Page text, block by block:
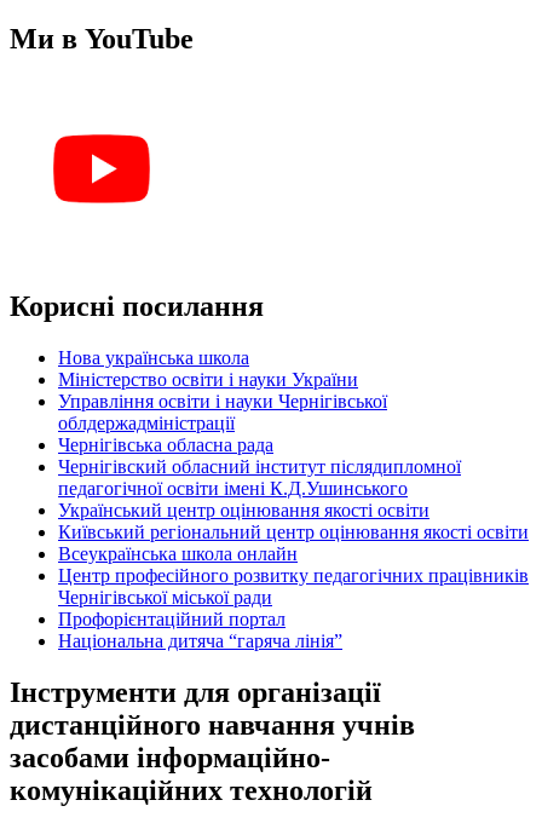
Ми в YouTube
Корисні посилання
Нова українська школа
Міністерство освіти і науки України
Управління освіти і науки Чернігівської
облдержадміністрації
Чернігівська обласна рада
Чернігівский обласний інститут післядипломної
педагогічної освіти імені К.Д.Ушинського
Український центр оцінювання якості освіти
Київський регіональний центр оцінювання якості освіти
Всеукраїнська школа онлайн
Центр професійного розвитку педагогічних працівників
Чернігівської міської ради
Профорієнтаційний портал
Національна дитяча “гаряча лінія”
Інструменти для організації
дистанційного навчання учнів
засобами інформаційно-
комунікаційних технологій